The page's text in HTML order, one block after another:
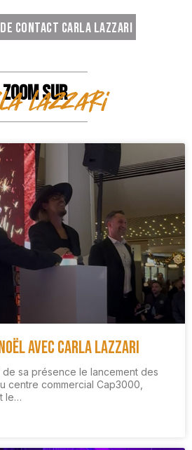
de contact Carla Lazzari
ZOOM SUR
Lazzari
avec Carla Lazzari
de sa présence le lancement des
centre commercial Cap3000,
le…